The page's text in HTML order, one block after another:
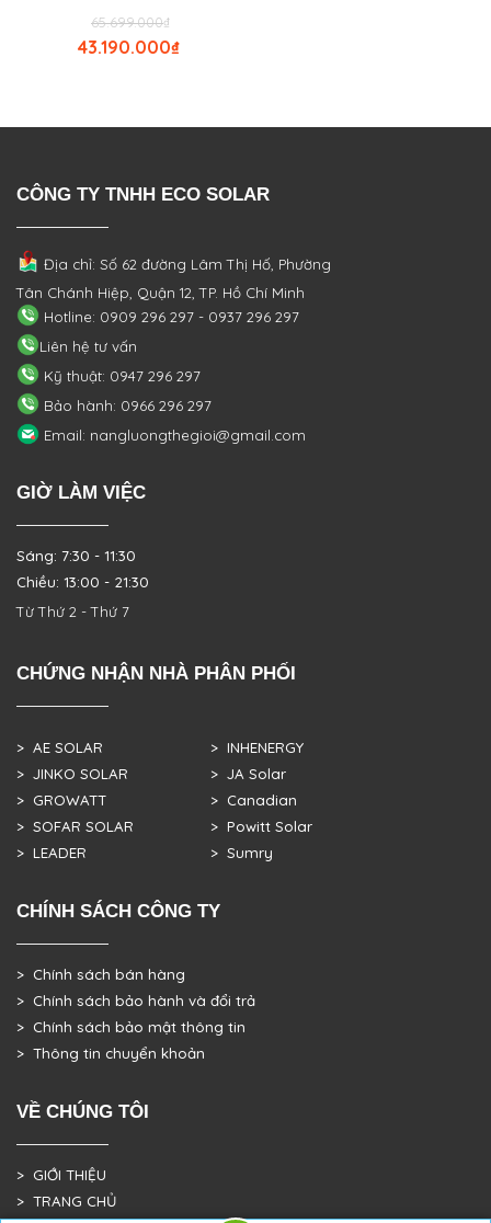
₫
65.699.000
₫
43.190.000
CÔNG TY TNHH ECO SOLAR
Địa chỉ: Số 62 đường Lâm Thị Hố, Phường
Tân Chánh Hiệp, Quận 12, TP. Hồ Chí Minh
Hotline: 0909 296 297 - 0937 296 297
Liên hệ tư vấn
Kỹ thuật: 0947 296 297
Bảo hành: 0966 296 297
Email: nangluongthegioi@gmail.com
GIỜ LÀM VIỆC
Sáng: 7:30 - 11:30
Chiều: 13:00 - 21:30
Từ Thứ 2 - Thứ 7
CHỨNG NHẬN NHÀ PHÂN PHỐI
> AE SOLAR
> JINKO SOLAR
> GROWATT
> SOFAR SOLAR
> LEADER
> INHENERGY
> JA Solar
> Canadian
> Powitt Solar
> Sumry
CHÍNH SÁCH CÔNG TY
> Chính sách bán hàng
> Chính sách bảo hành và đổi trả
> Chính sách bảo mật thông tin
> Thông tin chuyển khoản
VỀ CHÚNG TÔI
> GIỚI THIỆU
> TRANG CHỦ